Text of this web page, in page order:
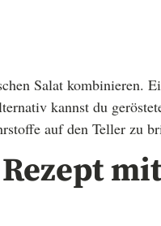
Salat kombinieren.
kannst du
auf den Teller zu